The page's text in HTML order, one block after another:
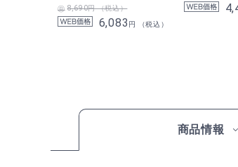
8,690円 （税込）
6,083 円 （税込）
商品情報